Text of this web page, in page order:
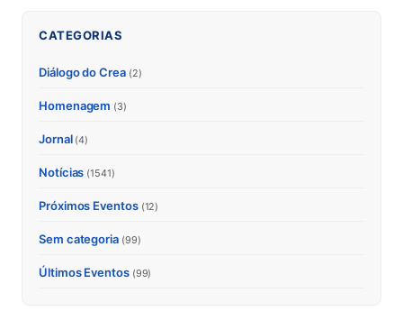
CATEGORIAS
Diálogo do Crea (2)
Homenagem (3)
Jornal (4)
Notícias (1541)
Próximos Eventos (12)
Sem categoria (99)
Últimos Eventos (99)